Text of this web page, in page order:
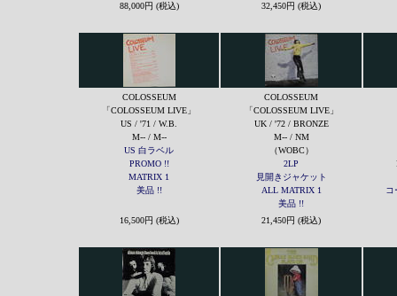
88,000円 (税込) 32,450円 (税込)
COLOSSEUM
「COLOSSEUM LIVE」
US / '71 / W.B.
M-- / M--
US 白ラベル
PROMO !!
MATRIX 1
美品 !!
COLOSSEUM
「COLOSSEUM LIVE」
UK / '72 / BRONZE
M-- / NM
（WOBC）
2LP
見開きジャケット
ALL MATRIX 1
美品 !!
コ
16,500円 (税込) 21,450円 (税込)